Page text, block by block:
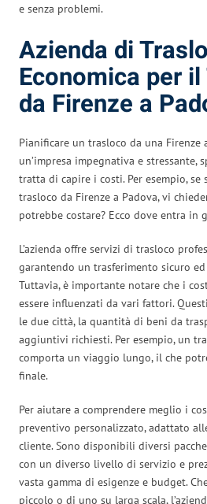
e senza problemi.
Azienda di
Economica per
da Firenze a
Pianificare un trasloco da una Firenze
un’impresa impegnativa e stressante,
tratta di capire i costi. Per esempio,
trasloco da Firenze a Padova, vi
potrebbe costare? Ecco dove entra in
L’azienda offre servizi di trasloco
garantendo un trasferimento sicuro
Tuttavia, è importante notare che i
essere influenzati da vari fattori.
le due città, la quantità di beni da
aggiuntivi richiesti. Per esempio, un
comporta un viaggio lungo, il che
finale.
Per aiutare a comprendere meglio i
preventivo personalizzato, adattato
cliente. Sono disponibili diversi
con un diverso livello di servizio e
vasta gamma di esigenze e budget.
piccolo o di uno su larga scala,